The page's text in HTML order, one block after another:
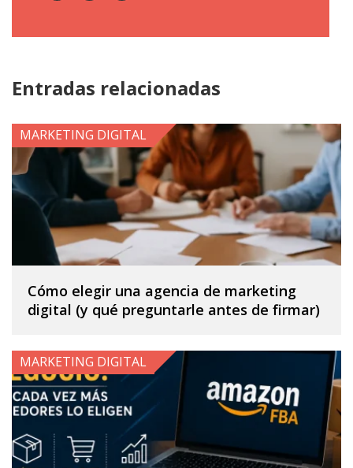
Entradas relacionadas
Cómo elegir una agencia de marketing
digital (y qué preguntarle antes de firmar)
MARKETING DIGITAL
MARKETING DIGITAL